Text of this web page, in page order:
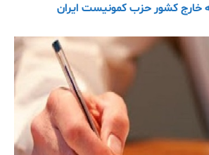
خارج کشور حزب کمونیست ایران